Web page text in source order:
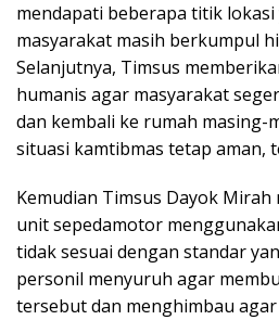
mendapati beberapa titik
masyarakat masih berkumpul
Selanjutnya, Timsus
humanis agar masyarakat
dan kembali ke rumah masing-
situasi kamtibmas tetap aman,
Kemudian Timsus Dayok
unit sepedamotor
tidak sesuai dengan standar
personil menyuruh agar
tersebut dan menghimbau